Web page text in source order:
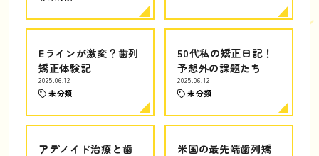
Eラインが激変？歯列
矯正体験記
2025.06.12
未分類
50代私の矯正日記！
予想外の課題たち
2025.06.12
未分類
アデノイド治療と歯
米国の最先端歯列矯